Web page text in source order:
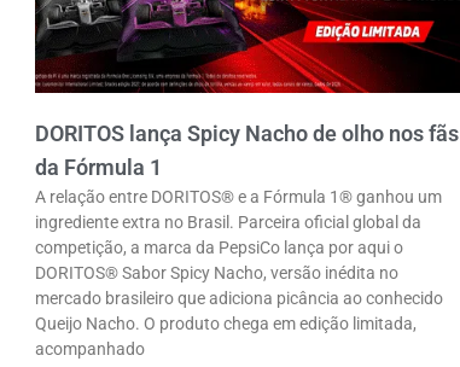
DORITOS lança Spicy Nacho de olho nos fãs
da Fórmula 1
A relação entre DORITOS® e a Fórmula 1® ganhou um
ingrediente extra no Brasil. Parceira oficial global da
competição, a marca da PepsiCo lança por aqui o
DORITOS® Sabor Spicy Nacho, versão inédita no
mercado brasileiro que adiciona picância ao conhecido
Queijo Nacho. O produto chega em edição limitada,
acompanhado